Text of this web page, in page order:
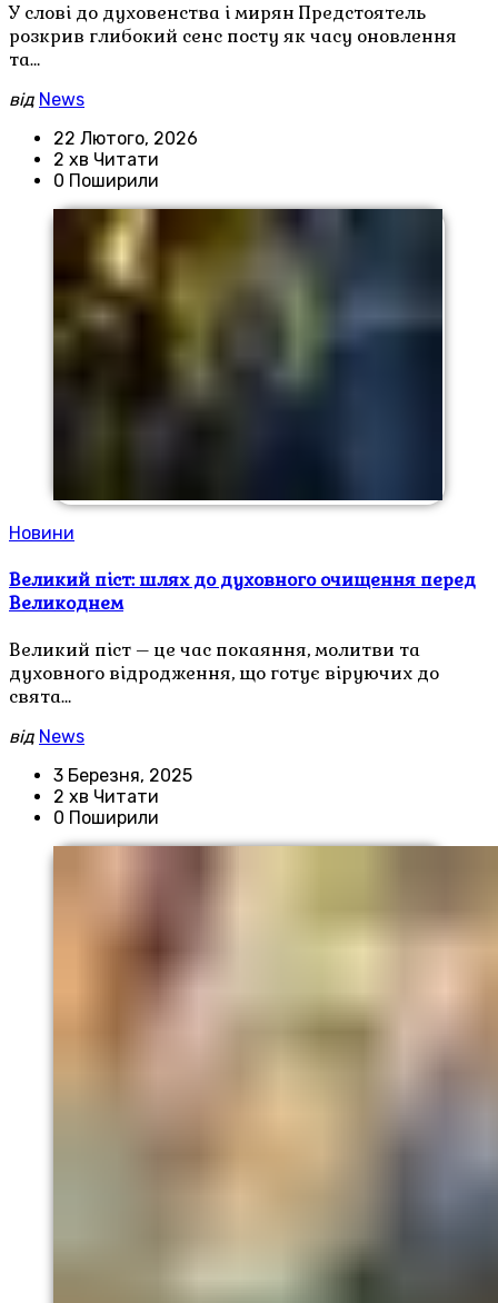
У слові до духовенства і мирян Предстоятель
розкрив глибокий сенс посту як часу оновлення
та…
від News
22 Лютого, 2026
2 хв Читати
0 Поширили
Новини
Великий піст: шлях до духовного очищення перед
Великоднем
Великий піст – це час покаяння, молитви та
духовного відродження, що готує віруючих до
свята…
від News
3 Березня, 2025
2 хв Читати
0 Поширили